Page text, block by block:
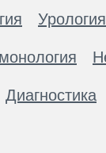
Урология
Диагностика